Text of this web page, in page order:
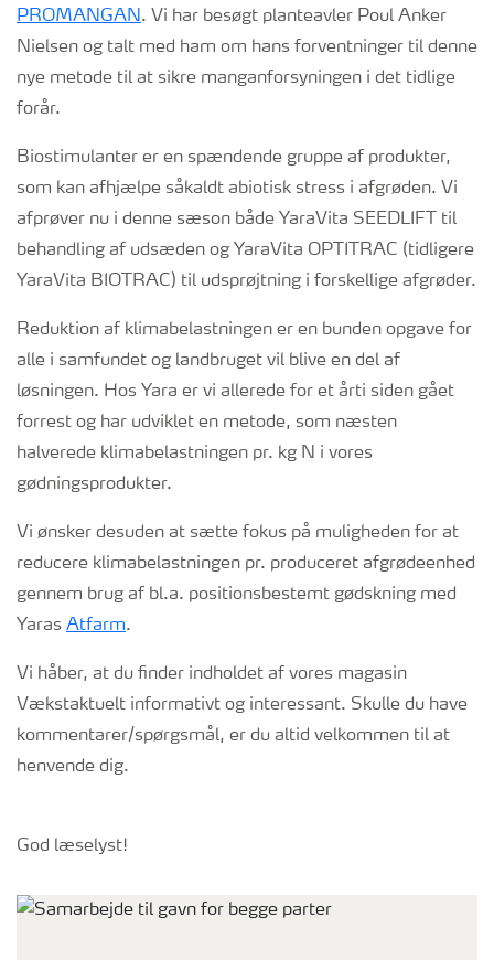
PROMANGAN. Vi har besøgt planteavler Poul Anker
Nielsen og talt med ham om hans forventninger til denne
nye metode til at sikre manganforsyningen i det tidlige
forår.
Biostimulanter er en spændende gruppe af produkter,
som kan afhjælpe såkaldt abiotisk stress i afgrøden. Vi
afprøver nu i denne sæson både YaraVita SEEDLIFT til
behandling af udsæden og YaraVita OPTITRAC (tidligere
YaraVita BIOTRAC) til udsprøjtning i forskellige afgrøder.
Reduktion af klimabelastningen er en bunden opgave for
alle i samfundet og landbruget vil blive en del af
løsningen. Hos Yara er vi allerede for et årti siden gået
forrest og har udviklet en metode, som næsten
halverede klimabelastningen pr. kg N i vores
gødningsprodukter.
Vi ønsker desuden at sætte fokus på muligheden for at
reducere klimabelastningen pr. produceret afgrødeenhed
gennem brug af bl.a. positionsbestemt gødskning med
Yaras Atfarm.
Vi håber, at du finder indholdet af vores magasin
Vækstaktuelt informativt og interessant. Skulle du have
kommentarer/spørgsmål, er du altid velkommen til at
henvende dig.
God læselyst!